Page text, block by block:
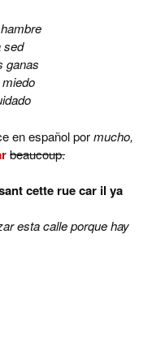
sed
ganas
en español pormucho,
beaucoup.
cette rue car il ya
esta calle porque hay